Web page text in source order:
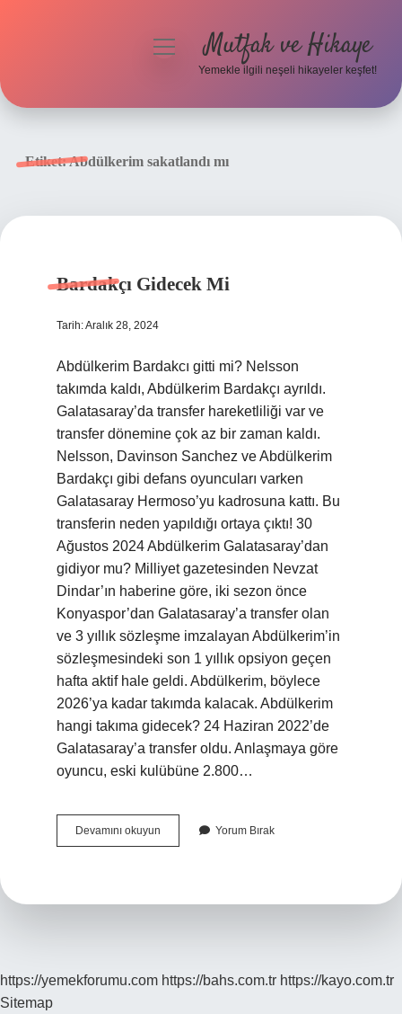
menüyüMutfak ve Hikaye
Yemekle ilgili neşeli hikayeler keşfet!
Etiket:Abdülkerim sakatlandı mı
Bardakçı Gidecek Mi
Tarih: Aralık 28, 2024
Abdülkerim Bardakcı gitti mi? Nelsson
takımda kaldı, Abdülkerim Bardakçı ayrıldı.
Galatasaray’da transfer hareketliliği var ve
transfer dönemine çok az bir zaman kaldı.
Nelsson, Davinson Sanchez ve Abdülkerim
Bardakçı gibi defans oyuncuları varken
Galatasaray Hermoso’yu kadrosuna kattı. Bu
transferin neden yapıldığı ortaya çıktı! 30
Ağustos 2024 Abdülkerim Galatasaray’dan
gidiyor mu? Milliyet gazetesinden Nevzat
Dindar’ın haberine göre, iki sezon önce
Konyaspor’dan Galatasaray’a transfer olan
ve 3 yıllık sözleşme imzalayan Abdülkerim’in
sözleşmesindeki son 1 yıllık opsiyon geçen
hafta aktif hale geldi. Abdülkerim, böylece
2026’ya kadar takımda kalacak. Abdülkerim
hangi takıma gidecek? 24 Haziran 2022’de
Galatasaray’a transfer oldu. Anlaşmaya göre
oyuncu, eski kulübüne 2.800…
Devamını okuyun Bardakçı
Gidecek
Yorum Bırak
https://yemekforumu.com https://bahs.com.tr https://kayo.com.tr
Sitemap